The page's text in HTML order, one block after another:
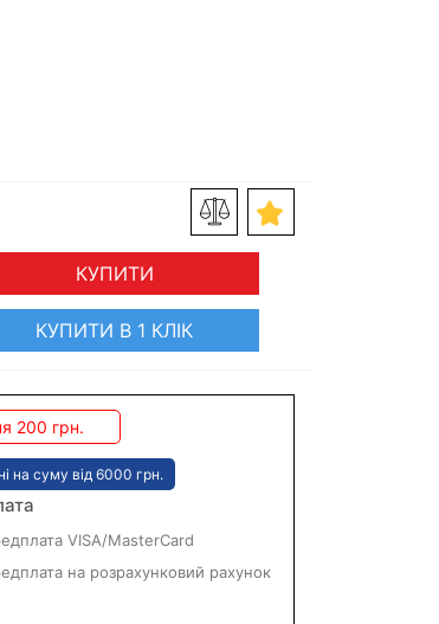
КУПИТИ
КУПИТИ В 1 КЛІК
200 грн.
на суму від 6000 грн.
VISA/MasterCard
на розрахунковий рахунок